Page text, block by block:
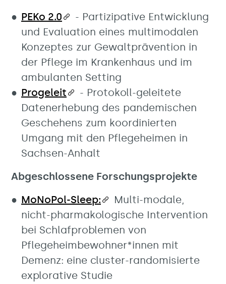
PEKo 2.0
- Partizipative Entwicklung
und Evaluation eines multimodalen
Konzeptes zur Gewaltprävention in
der Pflege im Krankenhaus und im
ambulanten Setting
Progeleit
- Protokoll-geleitete
Datenerhebung des pandemischen
Geschehens zum koordinierten
Umgang mit den Pflegeheimen in
Sachsen-Anhalt
Abgeschlossene Forschungsprojekte
MoNoPol-Sleep:
Multi-modale,
nicht-pharmakologische Intervention
bei Schlafproblemen von
Pflegeheimbewohner*innen mit
Demenz: eine cluster-randomisierte
explorative Studie